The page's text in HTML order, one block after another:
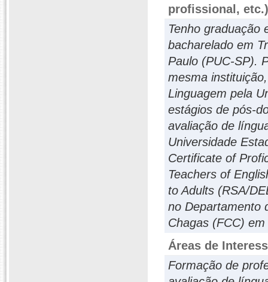
profissional, etc.)
Tenho graduação
bacharelado em
Paulo (PUC-SP).
mesma
Linguagem pela
estágios de pós-
avaliação de
Universidade
Certificate of
Teachers of
to Adults (RSA/
no Departamento
Chagas (FCC)
Áreas de
Formação de